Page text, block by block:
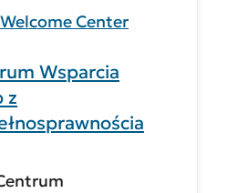
Welcome Center
Wsparcia
z